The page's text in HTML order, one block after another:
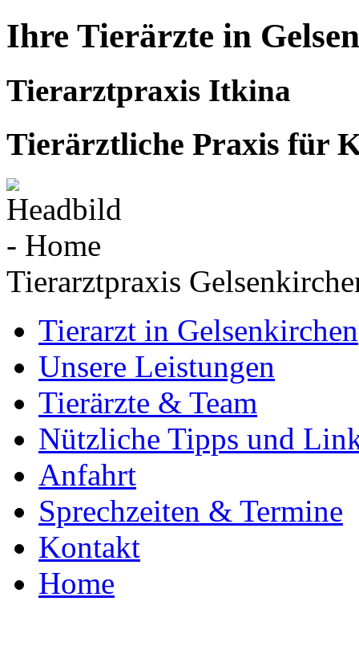
Ihre Tierärzte in
Tierarztpraxis Itkina
Tierärztliche Praxis für
Tierarztpraxis
Tierarzt in Gelsenkirchen
Unsere Leistungen
Tierärzte & Team
Nützliche Tipps und
Anfahrt
Sprechzeiten & Termine
Kontakt
Home